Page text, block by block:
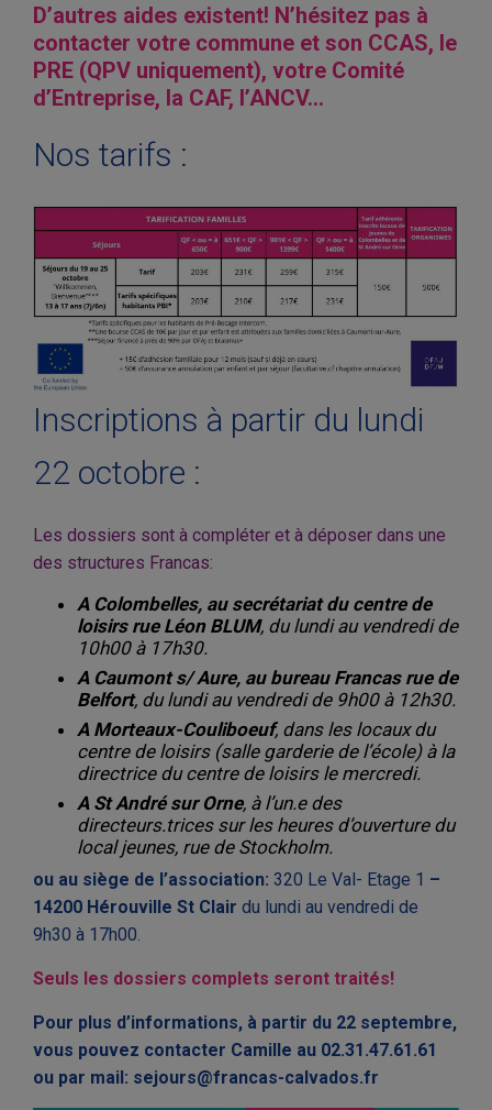
D’autres aides existent! N’hésitez pas à
contacter votre commune et son CCAS, le
PRE (QPV uniquement), votre Comité
d’Entreprise, la CAF, l’ANCV…
Nos tarifs :
Inscriptions à partir du lundi
22 octobre :
Les dossiers sont à compléter et à déposer dans une
des structures Francas:
A Colombelles, au secrétariat du centre de
loisirs rue Léon BLUM, du lundi au vendredi de
10h00 à 17h30.
A Caumont s/ Aure, au bureau Francas rue de
Belfort, du lundi au vendredi de 9h00 à 12h30.
A Morteaux-Couliboeuf, dans les locaux du
centre de loisirs (salle garderie de l’école) à la
directrice du centre de loisirs le mercredi.
A St André sur Orne, à l’un.e des
directeurs.trices sur les heures d’ouverture du
local jeunes, rue de Stockholm.
ou au siège de l’association: 320 Le Val- Etage 1 –
14200 Hérouville St Clair du lundi au vendredi de
9h30 à 17h00.
Seuls les dossiers complets seront traités!
Pour plus d’informations, à partir du 22 septembre,
vous pouvez contacter Camille au 02.31.47.61.61
ou par mail: sejours@francas-calvados.fr